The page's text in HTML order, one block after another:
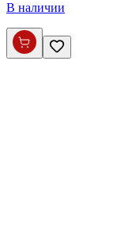
В наличии